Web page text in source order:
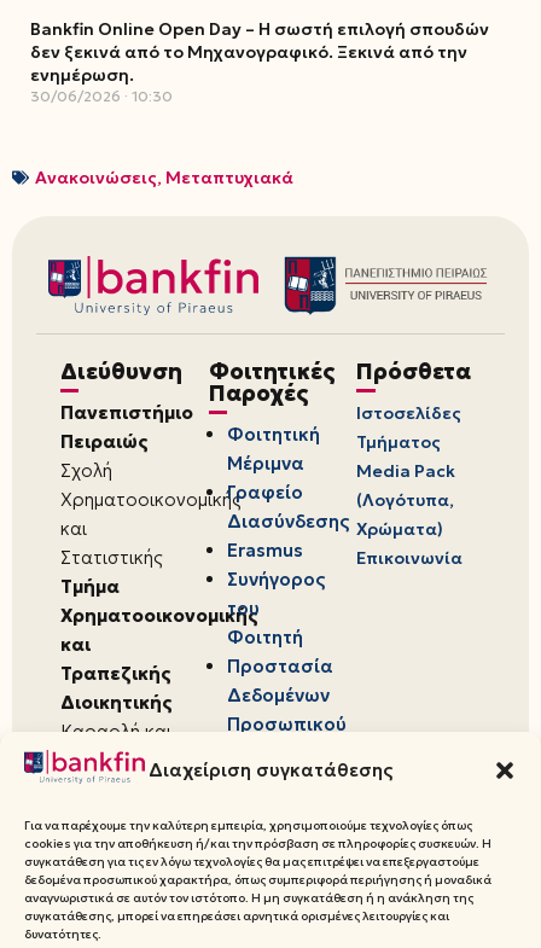
Διαχείριση συγκατάθεσης
Για να παρέχουμε την καλύτερη εμπειρία, χρησιμοποιούμε τεχνολογίες όπως
cookies για την αποθήκευση ή/και την πρόσβαση σε πληροφορίες συσκευών. Η
συγκατάθεση για τις εν λόγω τεχνολογίες θα μας επιτρέψει να επεξεργαστούμε
δεδομένα προσωπικού χαρακτήρα, όπως συμπεριφορά περιήγησης ή μοναδικά
αναγνωριστικά σε αυτόν τον ιστότοπο. Η μη συγκατάθεση ή η ανάκληση της
συγκατάθεσης, μπορεί να επηρεάσει αρνητικά ορισμένες λειτουργίες και
δυνατότητες.
Bankfin Online Open Day – Η σωστή επιλογή σπουδών
δεν ξεκινά από το Μηχανογραφικό. Ξεκινά από την
ενημέρωση.
30/06/2026 10:30
Ανακοινώσεις, Μεταπτυχιακά
Διεύθυνση
Πανεπιστήμιο
Πειραιώς
Σχολή
Χρηματοοικονομικής
και
Στατιστικής
Τμήμα
Χρηματοοικονομικής
και
Τραπεζικής
Διοικητικής
Καραολή και
Δημητρίου 80,
18534,
Πειραιάς
Φοιτητικές
Παροχές
Φοιτητική
Μέριμνα
Γραφείο
Διασύνδεσης
Erasmus
Συνήγορος
του
Φοιτητή
Προστασία
Δεδομένων
Προσωπικού
Πρόσθετα
Ιστοσελίδες
Τμήματος
Media Pack
(Λογότυπα,
Χρώματα)
Επικοινωνία
© 2026 Πανεπιστήμιο Πειραιώς,